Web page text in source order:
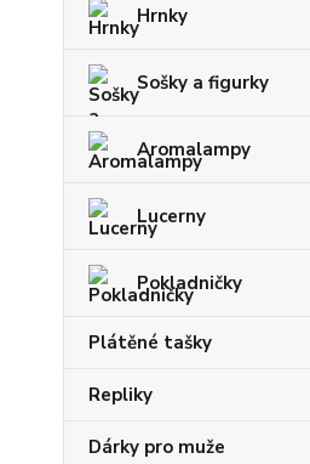
Hrnky
Sošky a figurky
Aromalampy
Lucerny
Pokladničky
Plátěné tašky
Repliky
Dárky pro muže